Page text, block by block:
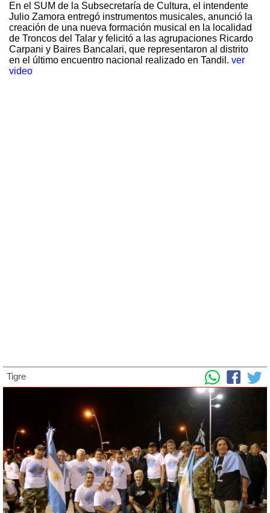
En el SUM de la Subsecretaría de Cultura, el intendente
Julio Zamora entregó instrumentos musicales, anunció la
creación de una nueva formación musical en la localidad
de Troncos del Talar y felicitó a las agrupaciones Ricardo
Carpani y Baires Bancalari, que representaron al distrito
en el último encuentro nacional realizado en Tandil. ver
video
Tigre